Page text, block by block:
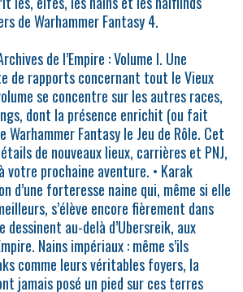
de Warhammer Fantasy 4.
de l’Empire : Volume I. Une
de rapports concernant tout le Vieux
se concentre sur les autres races,
dont la présence enrichit (ou fait
Warhammer Fantasy le Jeu de Rôle. Cet
de nouveaux lieux, carrières et PNJ,
prochaine aventure. • Karak
d’une forteresse naine qui, même si elle
s’élève encore fièrement dans
dessinent au-delà d’Ubersreik, aux
Nains impériaux : même s’ils
comme leurs véritables foyers, la
jamais posé un pied sur ces terres